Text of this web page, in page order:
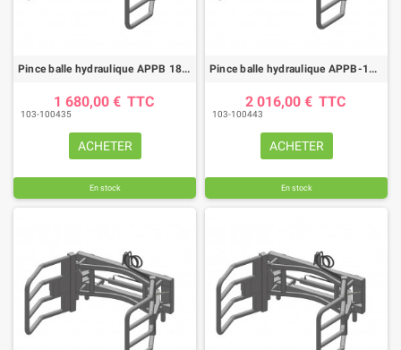
Pince balle hydraulique APPB 180 CF attelage Euro
1 680,00 € TTC
103-100435
ACHETER
En stock
Pince balle hydraulique APPB-180 CT attelage JCB Q-FIT
2 016,00 € TTC
103-100443
ACHETER
En stock